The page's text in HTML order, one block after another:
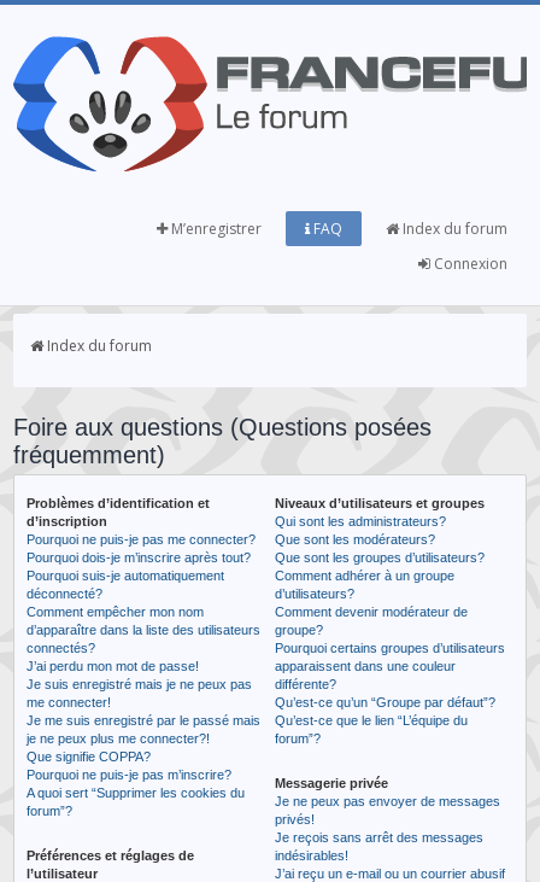
Index du forum
FAQ
M’enregistrer
Connexion
Index du forum
Foire aux questions (Questions posées
fréquemment)
Problèmes d’identification et
d’inscription
Pourquoi ne puis-je pas me connecter?
Pourquoi dois-je m’inscrire après tout?
Pourquoi suis-je automatiquement
déconnecté?
Comment empêcher mon nom
d’apparaître dans la liste des utilisateurs
connectés?
J’ai perdu mon mot de passe!
Je suis enregistré mais je ne peux pas
me connecter!
Je me suis enregistré par le passé mais
je ne peux plus me connecter?!
Que signifie COPPA?
Pourquoi ne puis-je pas m’inscrire?
A quoi sert “Supprimer les cookies du
forum”?
Préférences et réglages de
l’utilisateur
Niveaux d’utilisateurs et groupes
Qui sont les administrateurs?
Que sont les modérateurs?
Que sont les groupes d’utilisateurs?
Comment adhérer à un groupe
d’utilisateurs?
Comment devenir modérateur de
groupe?
Pourquoi certains groupes d’utilisateurs
apparaissent dans une couleur
différente?
Qu’est-ce qu’un “Groupe par défaut”?
Qu’est-ce que le lien “L’équipe du
forum”?
Messagerie privée
Je ne peux pas envoyer de messages
privés!
Je reçois sans arrêt des messages
indésirables!
J’ai reçu un e-mail ou un courrier abusif